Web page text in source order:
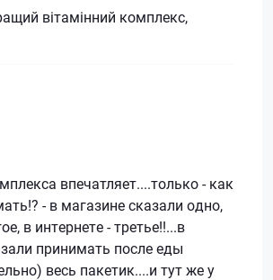
вітамінний комплекс,
впечатляет....только - как
- в магазине сказали одно,
в интернете - третье!!...в
принимать после еды
весь пакетик....и тут же у